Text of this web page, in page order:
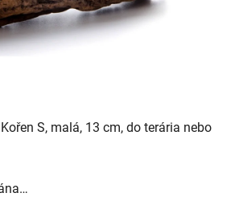
S, malá, 13 cm, do terária nebo